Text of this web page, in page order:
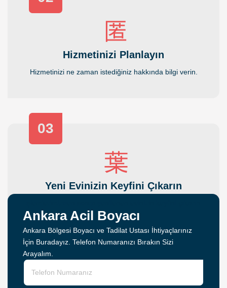
Hizmetinizi Planlayın
Hizmetinizi ne zaman istediğiniz hakkında bilgi verin.
Yeni Evinizin Keyfini Çıkarın
03
Ankara Acil Boyacı
Ankara Bölgesi Boyacı ve Tadilat Ustası İhtiyaçlarınız
İçin Buradayız. Telefon Numaranızı Bırakın Sizi
Arayalım.